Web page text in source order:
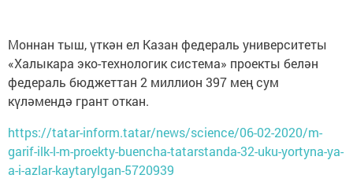
Моннан тыш, үткән ел Казан федераль университеты
«Халыкара эко-технологик система» проекты белән
федераль бюджеттан 2 миллион 397 мең сум
күләмендә грант откан.
https://tatar-inform.tatar/news/science/06-02-2020/m-
garif-ilk-l-m-proekty-buencha-tatarstanda-32-uku-yortyna-ya-
a-i-azlar-kaytarylgan-5720939